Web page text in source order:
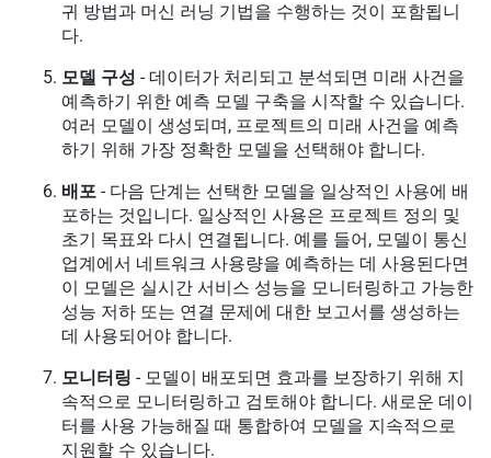
귀 방법과 머신 러닝 기법을 수행하는 것이 포함됩니
다.
모델 구성 - 데이터가 처리되고 분석되면 미래 사건을
예측하기 위한 예측 모델 구축을 시작할 수 있습니다.
여러 모델이 생성되며, 프로젝트의 미래 사건을 예측
하기 위해 가장 정확한 모델을 선택해야 합니다.
배포 - 다음 단계는 선택한 모델을 일상적인 사용에 배
포하는 것입니다. 일상적인 사용은 프로젝트 정의 및
초기 목표와 다시 연결됩니다. 예를 들어, 모델이 통신
업계에서 네트워크 사용량을 예측하는 데 사용된다면
이 모델은 실시간 서비스 성능을 모니터링하고 가능한
성능 저하 또는 연결 문제에 대한 보고서를 생성하는
데 사용되어야 합니다.
모니터링 - 모델이 배포되면 효과를 보장하기 위해 지
속적으로 모니터링하고 검토해야 합니다. 새로운 데이
터를 사용 가능해질 때 통합하여 모델을 지속적으로
지원할 수 있습니다.